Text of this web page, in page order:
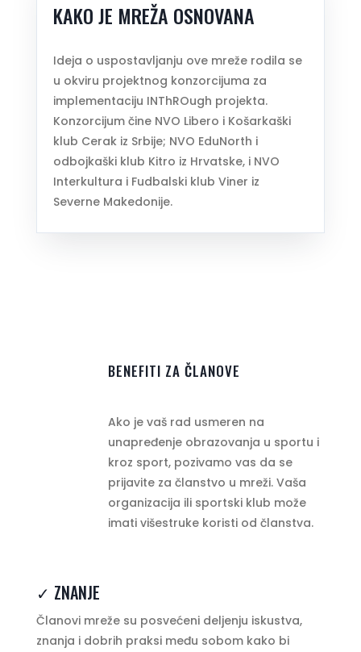
KAKO JE MREŽA OSNOVANA
Ideja o uspostavljanju ove mreže rodila se
u okviru projektnog konzorcijuma za
implementaciju INThROugh projekta.
Konzorcijum čine NVO Libero i Košarkaški
klub Cerak iz Srbije; NVO EduNorth i
odbojkaški klub Kitro iz Hrvatske, i NVO
Interkultura i Fudbalski klub Viner iz
Severne Makedonije.
BENEFITI ZA ČLANOVE
Ako je vaš rad usmeren na
unapređenje obrazovanja u sportu i
kroz sport, pozivamo vas da se
prijavite za članstvo u mreži. Vaša
organizacija ili sportski klub može
imati višestruke koristi od članstva.
✓ ZNANJE
Članovi mreže su posvećeni deljenju iskustva,
znanja i dobrih praksi među sobom kako bi